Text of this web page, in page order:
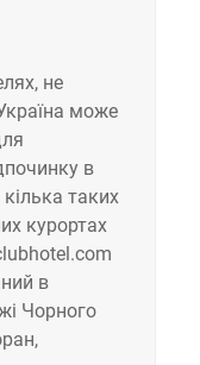
не
може
в
таких
курортах
в
Чорного